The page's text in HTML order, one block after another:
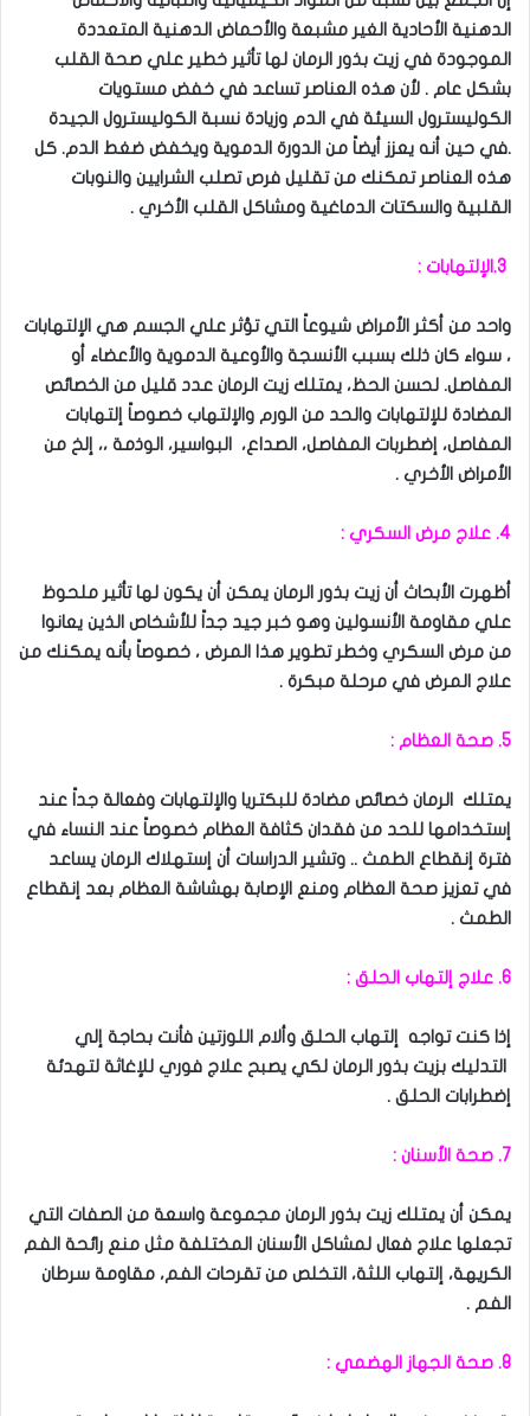
الدهنية الأحادية الغير مشبعة والأحماض الدهنية المتعددة
الموجودة في زيت بذور الرمان لها تأثير خطير علي صحة القلب
بشكل عام . لأن هذه العناصر تساعد في خفض مستويات
الكوليسترول السيئة في الدم وزيادة نسبة الكوليسترول الجيدة
.في حين أنه يعزز أيضاً من الدورة الدموية ويخفض ضغط الدم. كل
هذه العناصر تمكنك من تقليل فرص تصلب الشرايين والنوبات
القلبية والسكتات الدماغية ومشاكل القلب الأخري .
واحد من أكثر الأمراض شيوعاً التي تؤثر علي الجسم هي الإلتهابات
، سواء كان ذلك بسبب الأنسجة والأوعية الدموية والأعضاء أو
المفاصل. لحسن الحظ، يمتلك زيت الرمان عدد قليل من الخصائص
المضادة للإلتهابات والحد من الورم والإلتهاب خصوصاً إلتهابات
المفاصل، إضطربات المفاصل، الصداع، البواسير، الوذمة ،، إلخ من
الأمراض الأخري .
4. علاج مرض السكري :
أظهرت الأبحاث أن زيت بذور الرمان يمكن أن يكون لها تأثير ملحوظ
علي مقاومة الأنسولين وهو خبر جيد جداً للأشخاص الذين يعانوا
من مرض السكري وخطر تطوير هذا المرض ، خصوصاً بأنه يمكنك من
علاج المرض في مرحلة مبكرة .
5. صحة العظام :
يمتلك الرمان خصائص مضادة للبكتريا والإلتهابات وفعالة جداً عند
إستخدامها للحد من فقدان كثافة العظام خصوصاً عند النساء في
فترة إنقطاع الطمث .. وتشير الدراسات أن إستهلاك الرمان يساعد
في تعزيز صحة العظام ومنع الإصابة بهشاشة العظام بعد إنقطاع
الطمث .
6. علاج إلتهاب الحلق :
إذا كنت تواجه إلتهاب الحلق وألام اللوزتين فأنت بحاجة إلي
التدليك بزيت بذور الرمان لكي يصبح علاج فوري للإغاثة لتهدئة
إضطرابات الحلق .
7. صحة الأسنان :
يمكن أن يمتلك زيت بذور الرمان مجموعة واسعة من الصفات التي
تجعلها علاج فعال لمشاكل الأسنان المختلفة مثل منع رائحة الفم
الكريهة، إلتهاب اللثة، التخلص من تقرحات الفم، مقاومة سرطان
الفم .
8. صحة الجهاز الهضمي :